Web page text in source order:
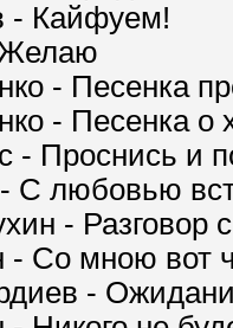
- Кайфуем!
Желаю
- Песенка
- Песенка о
- Проснись и
С любовью
- Разговор
- Со мною вот
-